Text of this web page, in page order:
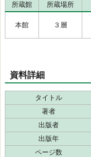
所蔵館 所蔵場所
本館 ３層
資料詳細
タイトル
著者
出版者
出版年
ページ数